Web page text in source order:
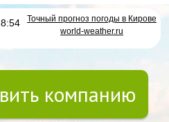
Точный прогноз погоды в Кирове
world-weather.ru
компанию